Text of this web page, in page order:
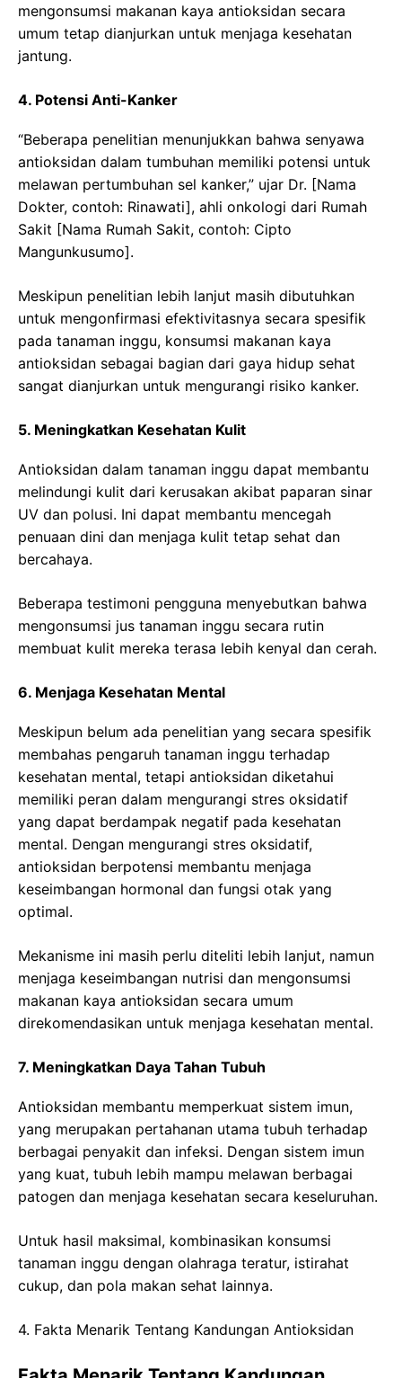
mengonsumsi makanan kaya antioksidan secara
umum tetap dianjurkan untuk menjaga kesehatan
jantung.
4. Potensi Anti-Kanker
“Beberapa penelitian menunjukkan bahwa senyawa
antioksidan dalam tumbuhan memiliki potensi untuk
melawan pertumbuhan sel kanker,” ujar Dr. [Nama
Dokter, contoh: Rinawati], ahli onkologi dari Rumah
Sakit [Nama Rumah Sakit, contoh: Cipto
Mangunkusumo].
Meskipun penelitian lebih lanjut masih dibutuhkan
untuk mengonfirmasi efektivitasnya secara spesifik
pada tanaman inggu, konsumsi makanan kaya
antioksidan sebagai bagian dari gaya hidup sehat
sangat dianjurkan untuk mengurangi risiko kanker.
5. Meningkatkan Kesehatan Kulit
Antioksidan dalam tanaman inggu dapat membantu
melindungi kulit dari kerusakan akibat paparan sinar
UV dan polusi. Ini dapat membantu mencegah
penuaan dini dan menjaga kulit tetap sehat dan
bercahaya.
Beberapa testimoni pengguna menyebutkan bahwa
mengonsumsi jus tanaman inggu secara rutin
membuat kulit mereka terasa lebih kenyal dan cerah.
6. Menjaga Kesehatan Mental
Meskipun belum ada penelitian yang secara spesifik
membahas pengaruh tanaman inggu terhadap
kesehatan mental, tetapi antioksidan diketahui
memiliki peran dalam mengurangi stres oksidatif
yang dapat berdampak negatif pada kesehatan
mental. Dengan mengurangi stres oksidatif,
antioksidan berpotensi membantu menjaga
keseimbangan hormonal dan fungsi otak yang
optimal.
Mekanisme ini masih perlu diteliti lebih lanjut, namun
menjaga keseimbangan nutrisi dan mengonsumsi
makanan kaya antioksidan secara umum
direkomendasikan untuk menjaga kesehatan mental.
7. Meningkatkan Daya Tahan Tubuh
Antioksidan membantu memperkuat sistem imun,
yang merupakan pertahanan utama tubuh terhadap
berbagai penyakit dan infeksi. Dengan sistem imun
yang kuat, tubuh lebih mampu melawan berbagai
patogen dan menjaga kesehatan secara keseluruhan.
Untuk hasil maksimal, kombinasikan konsumsi
tanaman inggu dengan olahraga teratur, istirahat
cukup, dan pola makan sehat lainnya.
4. Fakta Menarik Tentang Kandungan Antioksidan